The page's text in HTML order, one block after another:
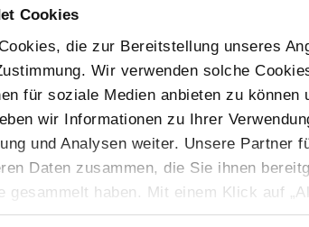
Cookies
die zur Bereitstellung unseres
Wir verwenden solche
für soziale Medien anbieten zu
wir Informationen zu Ihrer
und Analysen weiter. Unsere Partner
Daten zusammen, die Sie ihnen
gesammelt haben. Mit einem Klick auf
für alle vorgenannten Zwecke zu. Eine